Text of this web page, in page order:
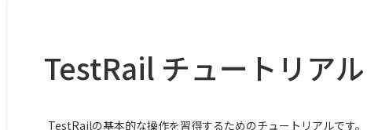
TestRail チュートリアル
TestRailの基本的な操作を習得するためのチュートリアルです